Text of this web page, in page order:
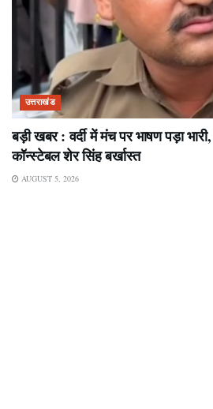
उत्तराखंड
बड़ी खबर : वर्दी में मंच पर भाषण पड़ा
कॉन्स्टेबल शेर सिंह बर्खास्त
AUGUST 5, 2026